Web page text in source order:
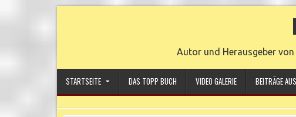
Autor und Herausgeber
STARTSEITE DAS TOPP BUCH VIDEO GALERIE BEITRÄGE